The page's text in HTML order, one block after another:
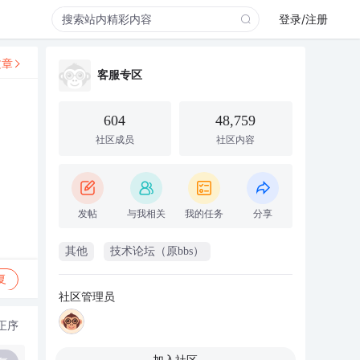
登录/注册
序
客服专区
604
社区成员
48,759
社区内容
发帖 与我相关 我的任务 分享
其他 技术论坛（原bbs）
社区管理员